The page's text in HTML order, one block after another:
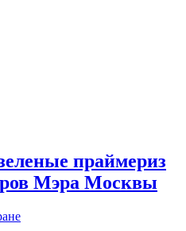
праймериз
Мэра Москвы